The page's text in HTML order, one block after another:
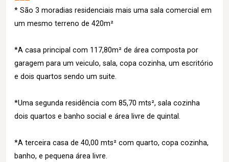
* São 3 moradias residenciais mais uma sala comercial em
um mesmo terreno de 420m²
*A casa principal com 117,80m² de área composta por
garagem para um veiculo, sala, copa cozinha, um escritório
e dois quartos sendo um suite.
*Uma segunda residência com 85,70 mts², sala cozinha
dois quartos e banho social e área livre de quintal.
*A terceira casa de 40,00 mts² com quarto, copa cozinha,
banho, e pequena área livre.